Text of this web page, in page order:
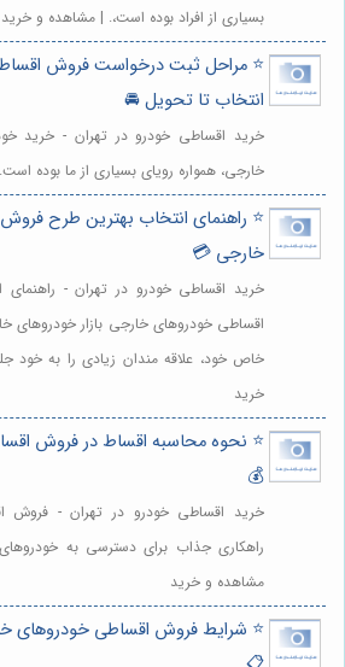
بسیاری از افراد بوده است،. | مشاهده و خرید
⭐️ مراحل ثبت درخواست فروش
انتخاب تا تحویل 🚘
خرید اقساطی خودرو در تهران - خرید
خارجی، همواره رویای بسیاری از ما بوده
⭐️ راهنمای انتخاب بهترین طرح
خارجی 💳
خرید اقساطی خودرو در تهران -
اقساطی خودروهای خارجی بازار خودروهای
خاص خود، علاقه مندان زیادی را به
خرید
⭐️ نحوه محاسبه اقساط در فروش
💰
خرید اقساطی خودرو در تهران - فروش
راهکاری جذاب برای دسترسی به
مشاهده و خرید
⭐️ شرایط فروش اقساطی خودروهای